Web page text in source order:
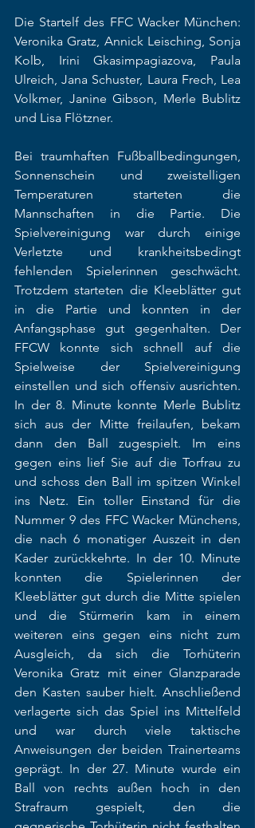
Die Startelf des FFC Wacker München:
Veronika Gratz, Annick Leisching, Sonja
Kolb, Irini Gkasimpagiazova, Paula
Ulreich, Jana Schuster, Laura Frech, Lea
Volkmer, Janine Gibson, Merle Bublitz
und Lisa Flötzner.
Bei traumhaften Fußballbedingungen,
Sonnenschein und zweistelligen
Temperaturen starteten die
Mannschaften in die Partie. Die
Spielvereinigung war durch einige
Verletzte und krankheitsbedingt
fehlenden Spielerinnen geschwächt.
Trotzdem starteten die Kleeblätter gut
in die Partie und konnten in der
Anfangsphase gut gegenhalten. Der
FFCW konnte sich schnell auf die
Spielweise der Spielvereinigung
einstellen und sich offensiv ausrichten.
In der 8. Minute konnte Merle Bublitz
sich aus der Mitte freilaufen, bekam
dann den Ball zugespielt. Im eins
gegen eins lief Sie auf die Torfrau zu
und schoss den Ball im spitzen Winkel
ins Netz. Ein toller Einstand für die
Nummer 9 des FFC Wacker Münchens,
die nach 6 monatiger Auszeit in den
Kader zurückkehrte. In der 10. Minute
konnten die Spielerinnen der
Kleeblätter gut durch die Mitte spielen
und die Stürmerin kam in einem
weiteren eins gegen eins nicht zum
Ausgleich, da sich die Torhüterin
Veronika Gratz mit einer Glanzparade
den Kasten sauber hielt. Anschließend
verlagerte sich das Spiel ins Mittelfeld
und war durch viele taktische
Anweisungen der beiden Trainerteams
geprägt. In der 27. Minute wurde ein
Ball von rechts außen hoch in den
Strafraum gespielt, den die